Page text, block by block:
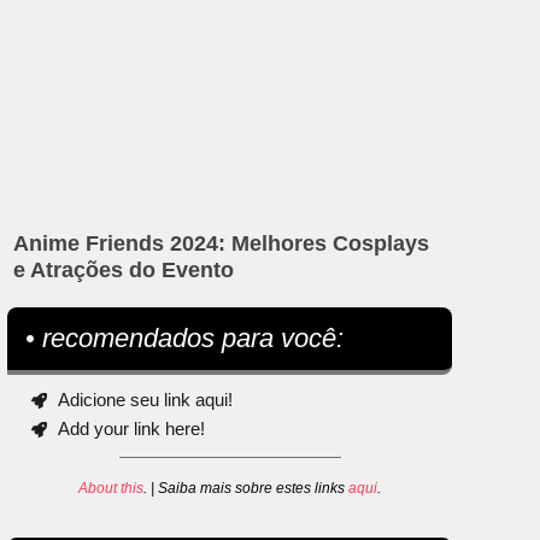
Anime Friends 2024: Melhores Cosplays
e Atrações do Evento
• recomendados para você:
Adicione seu link aqui!
Add your link here!
About this. | Saiba mais sobre estes linksaqui.